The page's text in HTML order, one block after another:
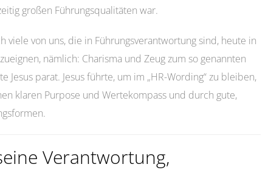
großen Führungsqualitäten war.
viele von uns, die in Führungsverantwortung sind, heute in
nämlich: Charisma und Zeug zum so genannten
Jesus parat. Jesus führte, um im „HR-Wording“ zu bleiben,
klaren Purpose und Wertekompass und durch gute,
Verantwortung,